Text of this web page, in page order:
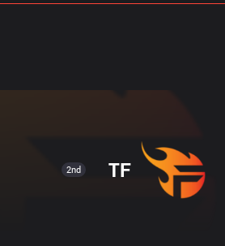
2nd TF